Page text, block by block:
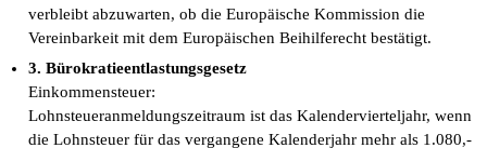
verbleibt abzuwarten, ob die Europäische Kommission die
Vereinbarkeit mit dem Europäischen Beihilferecht bestätigt.
3. Bürokratieentlastungsgesetz
Einkommensteuer:
Lohnsteueranmeldungszeitraum ist das Kalendervierteljahr, wenn
die Lohnsteuer für das vergangene Kalenderjahr mehr als 1.080,-